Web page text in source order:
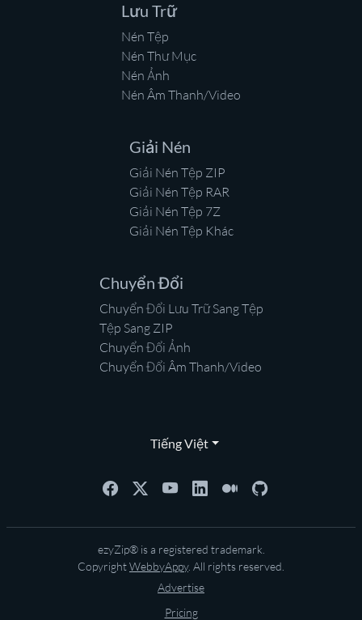
Lưu Trữ
Nén Tệp
Nén Thư Mục
Nén Ảnh
Nén Âm Thanh/Video
Giải Nén
Giải Nén Tệp ZIP
Giải Nén Tệp RAR
Giải Nén Tệp 7Z
Giải Nén Tệp Khác
Chuyển Đổi
Chuyển Đổi Lưu Trữ Sang Tệp
Tệp Sang ZIP
Chuyển Đổi Ảnh
Chuyển Đổi Âm Thanh/Video
Tiếng Việt
ezyZip® is a registered trademark.
CopyrightWebbyAppy. All rights reserved.
Advertise
Pricing